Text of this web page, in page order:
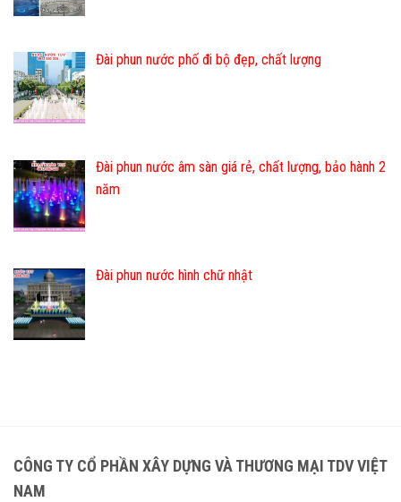
Đài phun nước phố đi bộ đẹp, chất lượng
Đài phun nước âm sàn giá rẻ, chất lượng, bảo hành 2
năm
Đài phun nước hình chữ nhật
CÔNG TY CỔ PHẦN XÂY DỰNG VÀ THƯƠNG MẠI TDV VIỆT
NAM